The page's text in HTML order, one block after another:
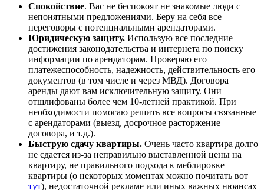
Спокойствие. Вас не беспокоят не знакомые люди с
непонятными предложениями. Беру на себя все
переговоры с потенциальными арендаторами.
Юридическую защиту. Использую все последние
достижения законодательства и интернета по поиску
информации по арендаторам. Проверяю его
платежеспособность, надежность, действительность его
документов (в том числе и через МВД). Договора
аренды дают вам исключительную защиту. Они
отшлифованы более чем 10-летней практикой. При
необходимости помогаю решить все вопросы связанные
с арендаторами (выезд, досрочное расторжение
договора, и т.д.).
Быструю сдачу квартиры. Очень часто квартира долго
не сдается из-за неправильно выставленной цены на
квартиру, не правильного подхода к меблировке
квартиры (о некоторых моментах можно почитать вот
тут), недостаточной рекламе или иных важных нюансах